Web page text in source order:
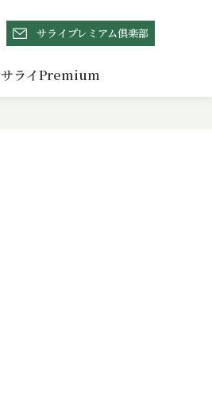
サライプレミアム倶楽部
サライPremium